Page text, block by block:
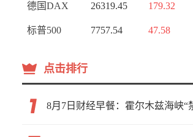
德国DAX 26319.45 179.32
标普500 7757.54 47.58
点击排行